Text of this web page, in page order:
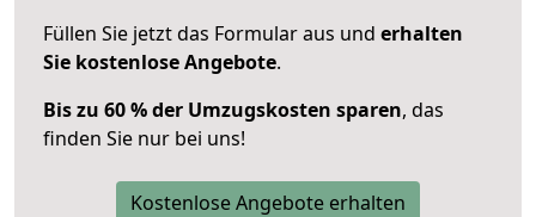
Füllen Sie jetzt das Formular aus und erhalten
Sie kostenlose Angebote.
Bis zu 60 % der Umzugskosten sparen, das
finden Sie nur bei uns!
Kostenlose Angebote erhalten